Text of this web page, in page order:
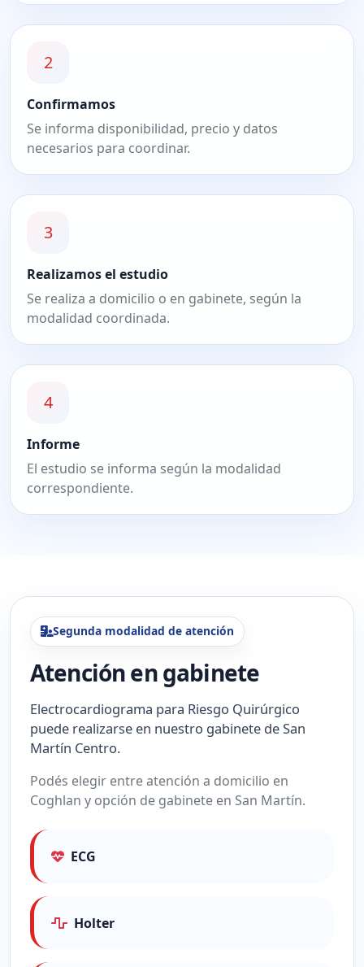
2
Confirmamos
Se informa disponibilidad, precio y datos
necesarios para coordinar.
3
Realizamos el estudio
Se realiza a domicilio o en gabinete, según la
modalidad coordinada.
4
Informe
El estudio se informa según la modalidad
correspondiente.
Segunda modalidad de atención
Atención en gabinete
Electrocardiograma para Riesgo Quirúrgico
puede realizarse en nuestro gabinete de San
Martín Centro.
Podés elegir entre atención a domicilio en
Coghlan y opción de gabinete en San Martín.
ECG
Holter